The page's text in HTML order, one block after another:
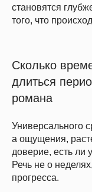
становятся
того, что
Сколько
длиться
романа
Универсального
а ощущения,
доверие, есть ли
Речь не о
прогресса.